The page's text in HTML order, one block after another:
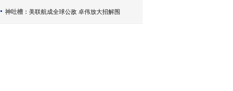
神吐槽： 美联航成全球公敌 卓伟放大招解围